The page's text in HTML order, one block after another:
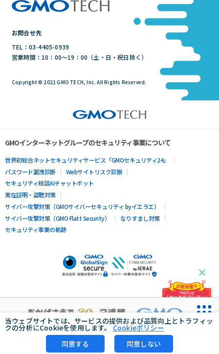
お問合せ先
TEL：03-4405-0939
営業時間：10：00～19：00（土・日・祝日除く）
Copyright © 2021 GMO TECH, Inc. All Rights Reserved.
GMOインターネットグループのセキュリティ事業について
世界初総合ネットセキュリティサービス「GMOセキュリティ24」
パスワード漏洩診断
Webサイトリスク診断
セキュリティ相談AIチャットボット
実在証明・盗聴対策
サイバー攻撃対策（GMOサイバーセキュリティ byイエラエ）
サイバー攻撃対策（GMO Flatt Security）
なりすまし対策
セキュリティ事業の軌跡
当ウェブサイトでは、サービスの提供および品質向上とトラフィッ
クの分析にCookieを使用します。 Cookieポリシー
同意する
同意しない